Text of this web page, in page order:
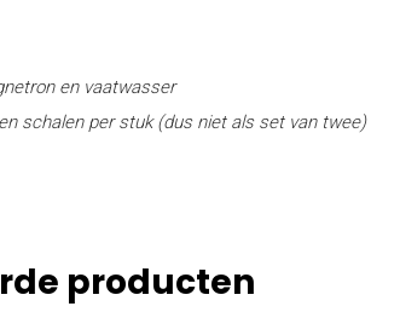
en vaatwasser
schalen per stuk (dus niet als set van twee)
producten